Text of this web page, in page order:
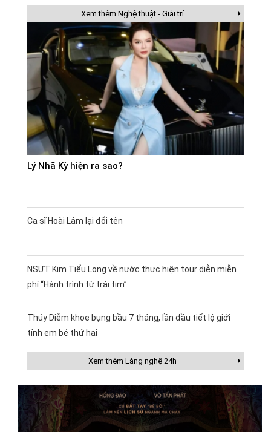
Xem thêm Nghệ thuật - Giải trí
Lý Nhã Kỳ hiện ra sao?
Ca sĩ Hoài Lâm lại đổi tên
NSƯT Kim Tiểu Long về nước thực hiện tour diễn miễn
phí “Hành trình từ trái tim”
Thúy Diễm khoe bụng bầu 7 tháng, lần đầu tiết lộ giới
tính em bé thứ hai
Xem thêm Làng nghệ 24h